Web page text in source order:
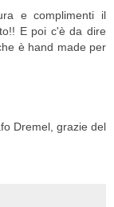
e complimenti il
E poi c'è da dire
è hand made per
Dremel, grazie del